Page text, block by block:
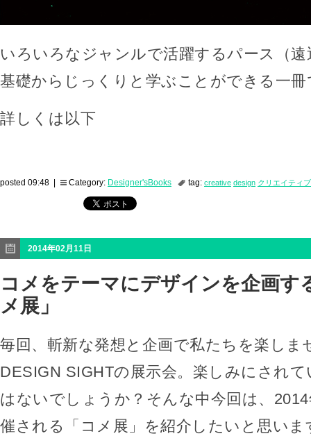
いろいろなジャンルで活躍するパース（
基礎からじっくりと学ぶことができる一冊
詳しくは以下
posted 09:48 | Category: Designer'sBooks tag: creative design クリエイティブ
2014年02月11日
コメをテーマにデザインを企画す
メ展」
毎回、斬新な発想と企画で私たちを楽しま
DESIGN SIGHTの展示会。楽しみにされ
はないでしょうか？そんな中今回は、
催される「コメ展」を紹介したいと思いま